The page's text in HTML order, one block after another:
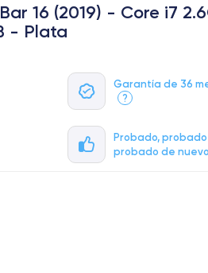
16 (2019) - Core i7
- Plata
Garantía de 36
?
Probado, probado
probado de nuevo